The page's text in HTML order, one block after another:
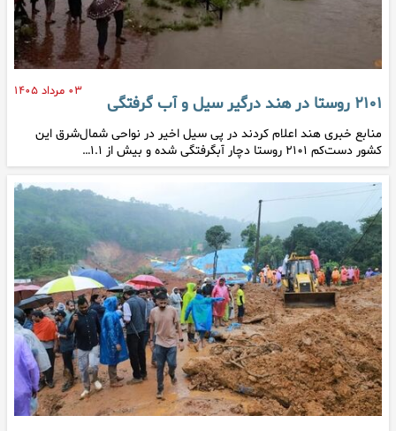
۰۳ مرداد ۱۴۰۵
۲۱۰۱ روستا در هند درگیر سیل و آب گرفتگی
منابع خبری هند اعلام کردند در پی سیل اخیر در نواحی شمال‌شرق این
کشور دست‌کم ۲۱۰۱ روستا دچار آبگرفتگی شده‌ و بیش از ۱.۱…